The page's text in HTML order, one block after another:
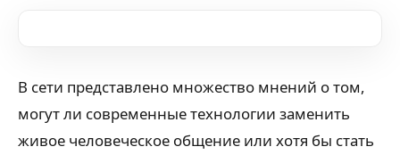
В сети представлено множество мнений о том,
могут ли современные технологии заменить
живое человеческое общение или хотя бы стать